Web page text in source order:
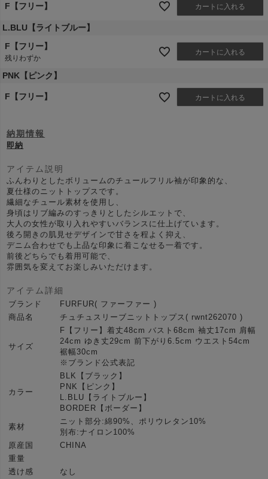
F【フリー】 カートに入れる
L.BLU【ライトブルー】
F【フリー】
残りわずか
カートに入れる
PNK【ピンク】
F【フリー】 カートに入れる
納期情報
即納
アイテム説明
ふんわりとしたボリュームのチュールフリル袖が印象的な、
夏仕様のニットトップスです。
繊細なチュール素材を使用し、
身頃はリブ編みのすっきりとしたシルエットで、
大人の女性が取り入れやすいバランスに仕上げています。
後ろ開きの肌見せデザインで甘さを程よく抑え、
デニム合わせでも上品な印象に着こなせる一着です。
前後どちらでも着用可能で、
雰囲気を変えてお楽しみいただけます。
アイテム詳細
ブランド
FURFUR( ファーファー )
商品名
チュチュスリーブニットトップス( rwnt262070 )
サイズ
F【フリー】着丈48cm バスト68cm 袖丈17cm 肩幅
24cm ゆき丈29cm 前下がり6.5cm ウエスト54cm
裾幅30cm
※ブランド公式表記
カラー
BLK【ブラック】
PNK【ピンク】
L.BLU【ライトブルー】
BORDER【ボーダー】
素材
ニット部分:綿90%、ポリウレタン10%
別布:ナイロン100%
原産国
CHINA
重量
透け感
なし